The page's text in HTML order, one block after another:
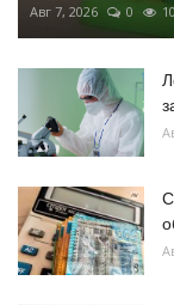
Авг 7, 2026 0